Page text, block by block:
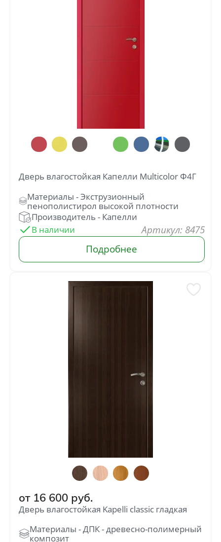
Из массива
от 11 820руб.
от7 740руб.
от4 515руб.
Глянцевые
Цвета венге
руб.
Светлые
Дверь влагостойкая Капелли Multicolor Ф4Г
В наличии
Артикул: 8475
Подробнее
от 16 600 руб.
Дверь влагостойкая Kapelli classic гладкая